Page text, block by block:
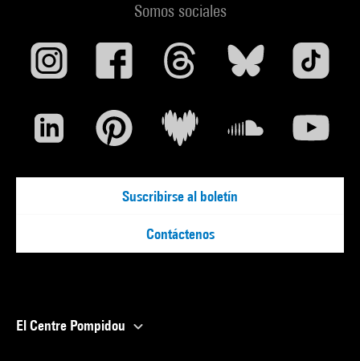
Somos sociales
Suscribirse al boletín
Contáctenos
El Centre Pompidou